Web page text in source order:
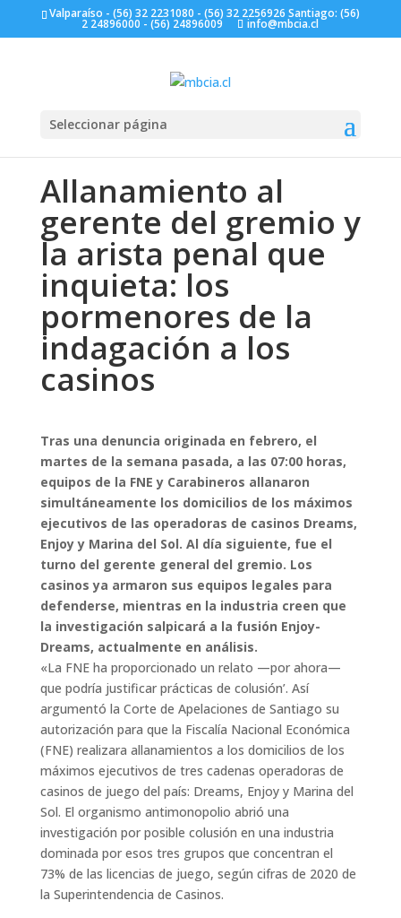
Valparaíso - (56) 32 2231080 - (56) 32 2256926 Santiago: (56)
2 24896000 - (56) 24896009 info@mbcia.cl
Seleccionar página
Allanamiento al
gerente del gremio y
la arista penal que
inquieta: los
pormenores de la
indagación a los
casinos
Tras una denuncia originada en febrero, el
martes de la semana pasada, a las 07:00 horas,
equipos de la FNE y Carabineros allanaron
simultáneamente los domicilios de los máximos
ejecutivos de las operadoras de casinos Dreams,
Enjoy y Marina del Sol. Al día siguiente, fue el
turno del gerente general del gremio. Los
casinos ya armaron sus equipos legales para
defenderse, mientras en la industria creen que
la investigación salpicará a la fusión Enjoy-
Dreams, actualmente en análisis.
«La FNE ha proporcionado un relato —por ahora—
que podría justificar prácticas de colusión’. Así
argumentó la Corte de Apelaciones de Santiago su
autorización para que la Fiscalía Nacional Económica
(FNE) realizara allanamientos a los domicilios de los
máximos ejecutivos de tres cadenas operadoras de
casinos de juego del país: Dreams, Enjoy y Marina del
Sol. El organismo antimonopolio abrió una
investigación por posible colusión en una industria
dominada por esos tres grupos que concentran el
73% de las licencias de juego, según cifras de 2020 de
la Superintendencia de Casinos.